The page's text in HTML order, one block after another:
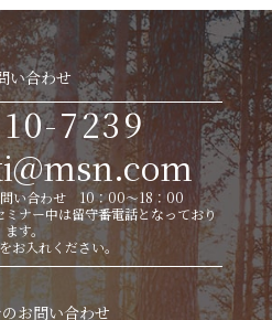
い合わせ
7239
問い合わせ 10：00～18：00
ナー中は留守番電話となっており
ます。
お入れください。
お問い合わせ